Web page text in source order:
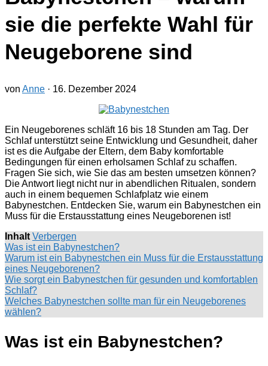
sie die perfekte Wahl für
Neugeborene sind
von Anne · 16. Dezember 2024
Ein Neugeborenes schläft 16 bis 18 Stunden am Tag. Der
Schlaf unterstützt seine Entwicklung und Gesundheit, daher
ist es die Aufgabe der Eltern, dem Baby komfortable
Bedingungen für einen erholsamen Schlaf zu schaffen.
Fragen Sie sich, wie Sie das am besten umsetzen können?
Die Antwort liegt nicht nur in abendlichen Ritualen, sondern
auch in einem bequemen Schlafplatz wie einem
Babynestchen. Entdecken Sie, warum ein Babynestchen ein
Muss für die Erstausstattung eines Neugeborenen ist!
Inhalt Verbergen
Was ist ein Babynestchen?
Warum ist ein Babynestchen ein Muss für die Erstausstattung
eines Neugeborenen?
Wie sorgt ein Babynestchen für gesunden und komfortablen
Schlaf?
Welches Babynestchen sollte man für ein Neugeborenes
wählen?
Was ist ein Babynestchen?